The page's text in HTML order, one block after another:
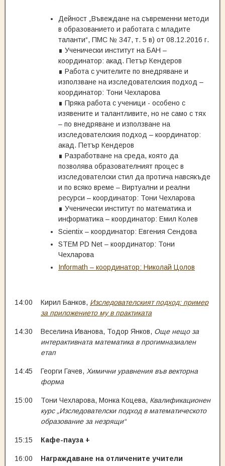
Дейност „Въвеждане на съвременни методи
в образованието и работата с младите
таланти“, ПМС № 347, т. 5 в) от 08.12.2016 г.
∎ Ученически институт на БАН –
координатор: акад. Петър Кендеров
∎ Работа с учителите по внедряване и
използване на изследователския подход –
координатор: Тони Чехларова
∎ Пряка работа с ученици - особено с
изявените и талантливите, но не само с тях
– по внедряване и използване на
изследователския подход – координатор:
акад. Петър Кендеров
∎ Разработване на среда, която да
позволява образователният процес в
изследователски стил да протича навсякъде
и по всяко време – Виртуални и реални
ресурси – координатор: Тони Чехларова
∎ Ученически институт по математика и
информатика – координатор: Емил Колев
Scientix – координатор: Евгения Сендова
STEM PD Net – координатор: Тони
Чехларова
Informath – координатор: Николай Цолов
14:00 Кирил Банков, Изследователският подход: пример
за приложението му в практиката
14:30 Веселина Иванова, Тодор Янков, Още нещо за
интерактивната математика в прогимназиален
етап
14:45 Георги Гачев, Химични уравнения във векторна
форма
15:00 Тони Чехларова, Монка Коцева, Квалификационен
курс „Изследователски подход в математическото
образование за незрящи“
15:15 Кафе-пауза +
16:00 Награждаване на отличените учители